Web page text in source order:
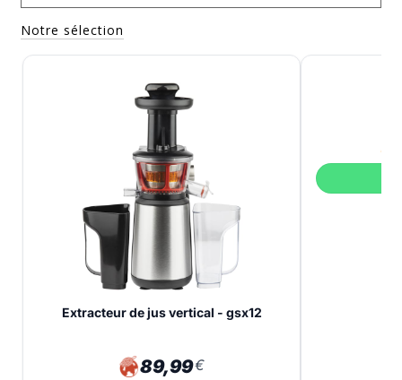
Notre sélection
Extracteur de jus vertical - gsx12
89,99€